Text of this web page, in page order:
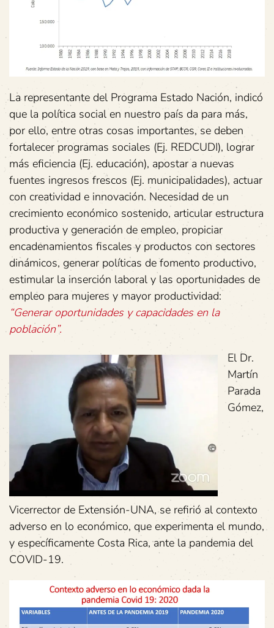
La representante del Programa Estado Nación, indicó
que la política social en nuestro país da para más,
por ello, entre otras cosas importantes, se deben
fortalecer programas sociales (Ej. REDCUDI), lograr
más eficiencia (Ej. educación), apostar a nuevas
fuentes ingresos frescos (Ej. municipalidades), actuar
con creatividad e innovación. Necesidad de un
crecimiento económico sostenido, articular estructura
productiva y generación de empleo, propiciar
encadenamientos fiscales y productos con sectores
dinámicos, generar políticas de fomento productivo,
estimular la inserción laboral y las oportunidades de
empleo para mujeres y mayor productividad:
“Generar oportunidades y capacidades en la
población”.
El Dr.
Martín
Parada
Gómez,
Vicerrector de Extensión-UNA, se refirió al contexto
adverso en lo económico, que experimenta el mundo,
y específicamente Costa Rica, ante la pandemia del
COVID-19.